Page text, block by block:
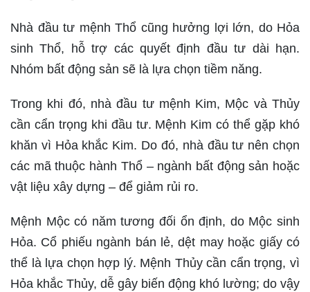
Nhà đầu tư mệnh Thổ cũng hưởng lợi lớn, do Hỏa
sinh Thổ, hỗ trợ các quyết định đầu tư dài hạn.
Nhóm bất động sản sẽ là lựa chọn tiềm năng.
Trong khi đó, nhà đầu tư mệnh Kim, Mộc và Thủy
cần cẩn trọng khi đầu tư. Mệnh Kim có thể gặp khó
khăn vì Hỏa khắc Kim. Do đó, nhà đầu tư nên chọn
các mã thuộc hành Thổ – ngành bất động sản hoặc
vật liệu xây dựng – để giảm rủi ro.
Mệnh Mộc có năm tương đối ổn định, do Mộc sinh
Hỏa. Cổ phiếu ngành bán lẻ, dệt may hoặc giấy có
thể là lựa chọn hợp lý. Mệnh Thủy cần cẩn trọng, vì
Hỏa khắc Thủy, dễ gây biến động khó lường; do vậy